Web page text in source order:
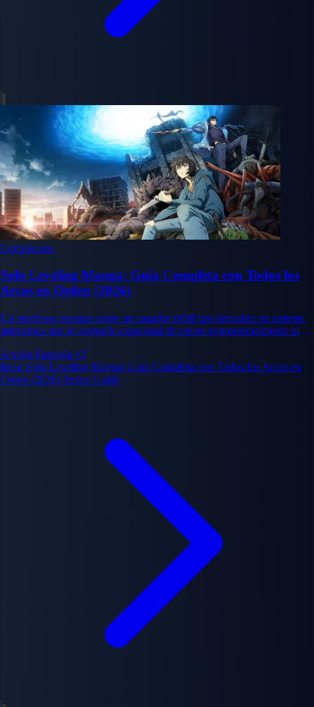
Completado
Solo Leveling Manga: Guía Completa con Todos los
Arcos en Orden (2026)
Un manhwa coreano sobre un cazador débil que descubre un sistema
misterioso que le otorga la capacidad de crecer exponencialmente más
poderoso del mundo.
Acción Fantasía +2
Read Solo Leveling Manga: Guía Completa con Todos los Arcos en
Orden (2026) Series Guide